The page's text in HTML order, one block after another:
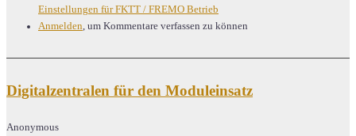
Einstellungen für FKTT / FREMO Betrieb
Anmelden , um Kommentare verfassen zu können
Digitalzentralen für den Moduleinsatz
Anonymous